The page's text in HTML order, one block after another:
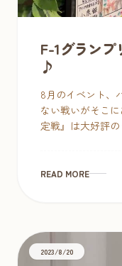
F-1グラン
♪
8月のイベント、
ない戦いがそこ
定戦』は大好評
READ MORE
2023/8/20